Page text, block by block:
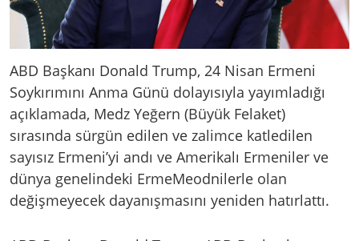
ABD Başkanı Donald Trump, 24 Nisan Ermeni
Soykırımını Anma Günü dolayısıyla yayımladığı
açıklamada, Medz Yeğern (Büyük Felaket)
sırasında sürgün edilen ve zalimce katledilen
sayısız Ermeni’yi andı ve Amerikalı Ermeniler ve
dünya genelindeki ErmeMeodnilerle olan
değişmeyecek dayanışmasını yeniden hatırlattı.